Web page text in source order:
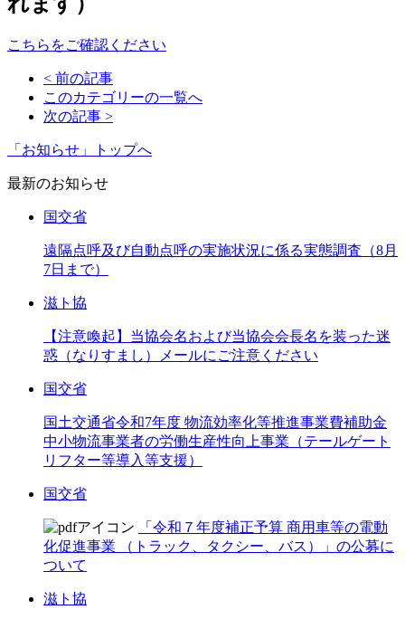
こちらをご確認ください
< 前の記事
このカテゴリーの一覧へ
次の記事 >
「お知らせ」トップへ
最新のお知らせ
国交省
遠隔点呼及び自動点呼の実施状況に係る実態調査（8月
7日まで）
滋ト協
【注意喚起】当協会名および当協会会長名を装った迷
惑（なりすまし）メールにご注意ください
国交省
国土交通省令和7年度 物流効率化等推進事業費補助金
中小物流事業者の労働生産性向上事業（テールゲート
リフター等導入等支援）
国交省
「令和７年度補正予算 商用車等の電動
化促進事業 （トラック、タクシー、バス）」の公募に
ついて
滋ト協